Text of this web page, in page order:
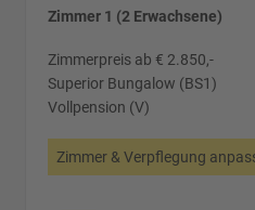
Zimmer 1 (2 Erwachsene)
Zimmerpreis ab € 2.850,-
Superior Bungalow (BS1)
Vollpension (V)
Zimmer & Verpflegung